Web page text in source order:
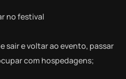
no festival
sair e voltar ao evento, passar
com hospedagens;